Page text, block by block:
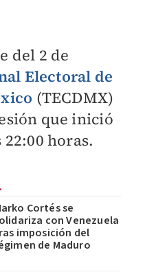
del 2 de
Electoral de
(TECDMX)
que inició
horas.
Cortés se
con Venezuela
imposición del
de Maduro